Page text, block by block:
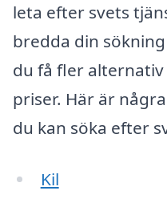
leta efter svets
bredda din
du få fler
priser. Här är
du kan söka efter
Kil